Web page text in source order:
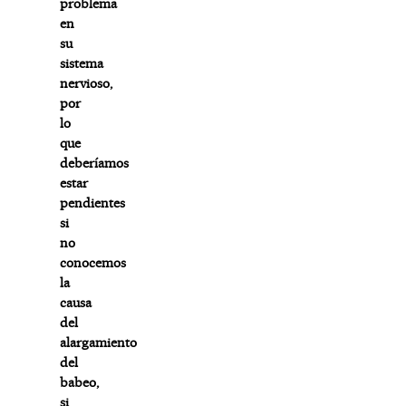
en
su
sistema
nervioso,
por
lo
que
deberíamos
estar
pendientes
si
no
conocemos
la
causa
del
alargamiento
del
babeo,
si